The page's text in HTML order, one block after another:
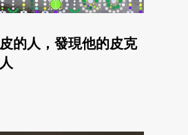
皮的人，發現他的皮克